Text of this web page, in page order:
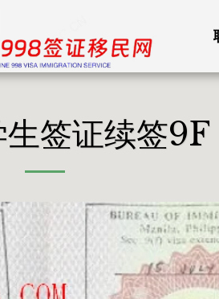
签证续签9F